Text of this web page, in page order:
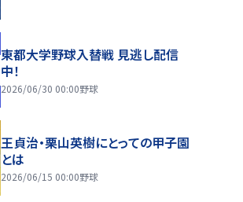
東都大学野球入替戦 見逃し配信
中！
2026/06/30 00:00野球
王貞治・栗山英樹にとっての甲子園
とは
2026/06/15 00:00野球